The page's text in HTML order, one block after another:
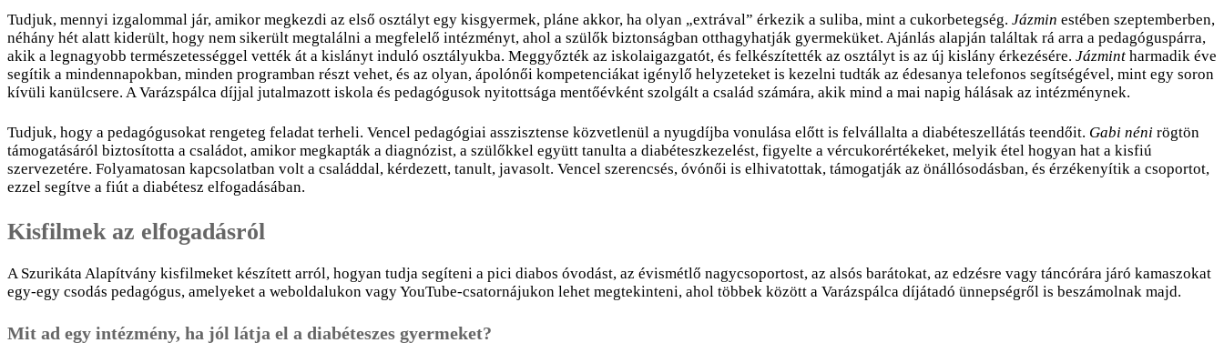
Tudjuk, mennyi izgalommal jár, amikor megkezdi az első osztályt egy kisgyermek, pláne akkor, ha olyan „extrával” érkezik a suliba, mint a cukorbetegség. Jázmin estében szeptemberben,
néhány hét alatt kiderült, hogy nem sikerült megtalálni a megfelelő intézményt, ahol a szülők biztonságban otthagyhatják gyermeküket. Ajánlás alapján találtak rá arra a pedagóguspárra,
akik a legnagyobb természetességgel vették át a kislányt induló osztályukba. Meggyőzték az iskolaigazgatót, és felkészítették az osztályt is az új kislány érkezésére. Jázmint harmadik éve
segítik a mindennapokban, minden programban részt vehet, és az olyan, ápolónői kompetenciákat igénylő helyzeteket is kezelni tudták az édesanya telefonos segítségével, mint egy soron
kívüli kanülcsere. A Varázspálca díjjal jutalmazott iskola és pedagógusok nyitottsága mentőévként szolgált a család számára, akik mind a mai napig hálásak az intézménynek.
Tudjuk, hogy a pedagógusokat rengeteg feladat terheli. Vencel pedagógiai asszisztense közvetlenül a nyugdíjba vonulása előtt is felvállalta a diabéteszellátás teendőit. Gabi néni rögtön
támogatásáról biztosította a családot, amikor megkapták a diagnózist, a szülőkkel együtt tanulta a diabéteszkezelést, figyelte a vércukorértékeket, melyik étel hogyan hat a kisfiú
szervezetére. Folyamatosan kapcsolatban volt a családdal, kérdezett, tanult, javasolt. Vencel szerencsés, óvónői is elhivatottak, támogatják az önállósodásban, és érzékenyítik a csoportot,
ezzel segítve a fiút a diabétesz elfogadásában.
Kisfilmek az elfogadásról
A Szurikáta Alapítvány kisfilmeket készített arról, hogyan tudja segíteni a pici diabos óvodást, az évismétlő nagycsoportost, az alsós barátokat, az edzésre vagy táncórára járó kamaszokat
egy-egy csodás pedagógus, amelyeket a weboldalukon vagy YouTube-csatornájukon lehet megtekinteni, ahol többek között a Varázspálca díjátadó ünnepségről is beszámolnak majd.
Mit ad egy intézmény, ha jól látja el a diabéteszes gyermeket?